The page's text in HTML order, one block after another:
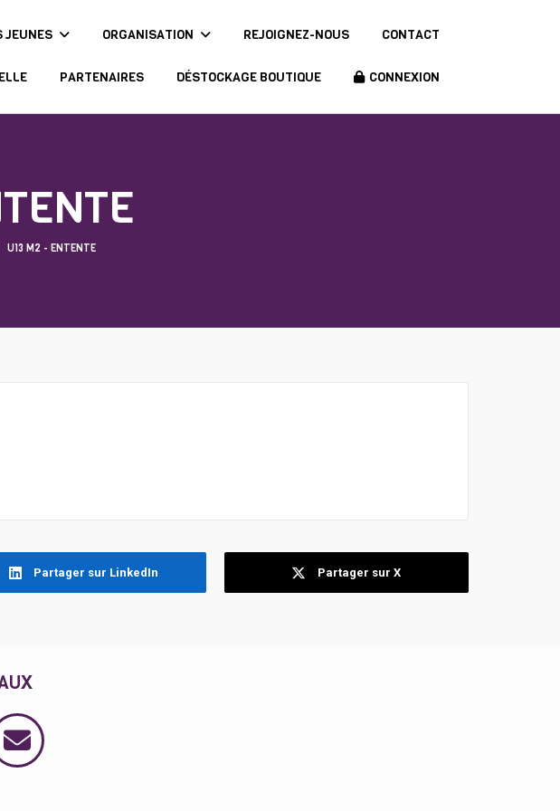
JEUNES ORGANISATION REJOIGNEZ-NOUS CONTACT
PARTENAIRES DÉSTOCKAGE BOUTIQUE CONNEXION
U13 M2 - ENTENTE
Partager sur LinkedIn Partager sur X